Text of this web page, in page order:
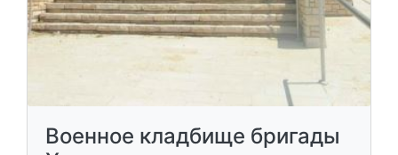
Военное кладбище бригады